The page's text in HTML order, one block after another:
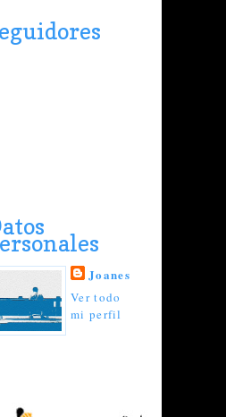
Joanes
Ver todo
mi perfil